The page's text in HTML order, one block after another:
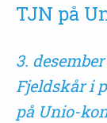
TJN på
3.
Fjeldskår i
på Unio-